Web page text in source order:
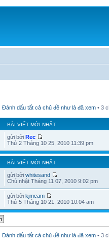
Đánh dấu tất cả chủ đề như là đã xem • 3
BÀI VIẾT MỚI NHẤT
gửi bởiRec
Thứ 2 Tháng 10 25, 2010 11:39 pm
BÀI VIẾT MỚI NHẤT
gửi bởiwhitesand
Chủ nhật Tháng 11 07, 2010 9:02 pm
gửi bởikjmcam
Thứ 5 Tháng 10 21, 2010 10:04 am
Đánh dấu tất cả chủ đề như là đã xem • 3